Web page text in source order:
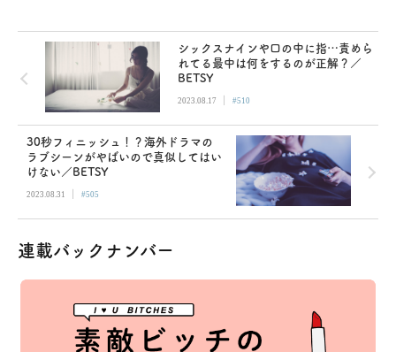
シックスナインや口の中に指…責めら
れてる最中は何をするのが正解？／
BETSY
2023.08.17 | #510
30秒フィニッシュ！？海外ドラマの
ラブシーンがやばいので真似してはい
けない／BETSY
2023.08.31 | #505
連載バックナンバー